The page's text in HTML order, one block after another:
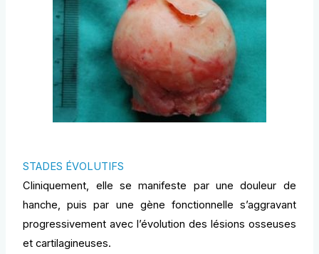
STADES ÉVOLUTIFS
Cliniquement, elle se manifeste par une douleur de
hanche, puis par une gène fonctionnelle s’aggravant
progressivement avec l’évolution des lésions osseuses
et cartilagineuses.